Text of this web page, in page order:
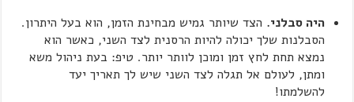
היה סבלני. הצד שיותר גמיש מבחינת הזמן, הוא בעל היתרון.
הסבלנות שלך יכולה להיות הרסנית לצד השני, כאשר הוא
נמצא תחת לחץ זמן ומוכן לוותר יותר. טיפ: בעת ניהול משא
ומתן, לעולם אל תגלה לצד השני שיש לך תאריך יעד
להשלמתו!